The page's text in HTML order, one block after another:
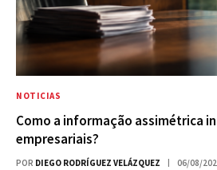
NOTICIAS
Como a informação assimétrica
empresariais?
POR DIEGO RODRÍGUEZ VELÁZQUEZ 06/08/